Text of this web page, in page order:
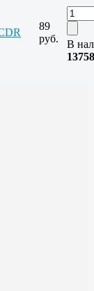
89
руб.
В
13758